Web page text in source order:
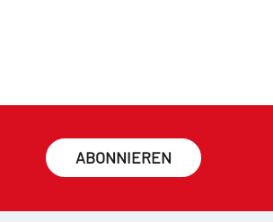
ABONNIEREN